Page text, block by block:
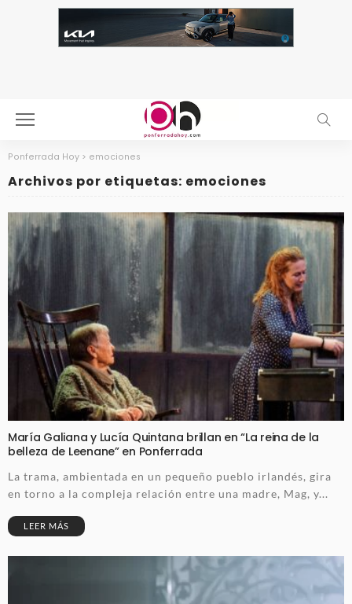
Ponferrada Hoy > emociones
Archivos por etiquetas: emociones
María Galiana y Lucía Quintana brillan en “La reina de la
belleza de Leenane” en Ponferrada
La trama, ambientada en un pequeño pueblo irlandés, gira
en torno a la compleja relación entre una madre, Mag, y...
LEER MÁS